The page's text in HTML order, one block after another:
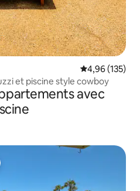
Évaluation
4,96 (135)
et piscine style cowboy
avec